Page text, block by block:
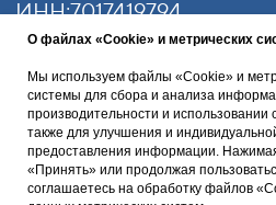
О файлах «Cookie» и метрических
Мы используем файлы «Cookie» и
системы для сбора и анализа
производительности и использовании
также для улучшения и
предоставления информации.
«Принять» или продолжая
соглашаетесь на обработку файлов